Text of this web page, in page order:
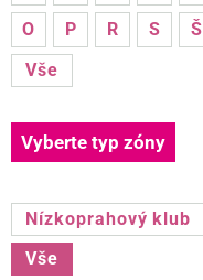
O
P R S Š
Vše
Vyberte typ zóny
Nízkoprahový klub
Vše